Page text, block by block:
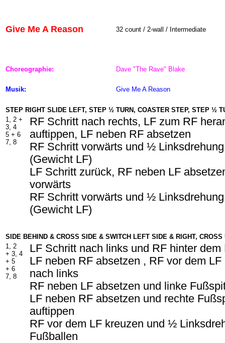
Give Me A Reason 32 count / 2-wall / Intermediate
Choreographie: Dave "The Rave" Blake
Musik: Give Me A Reason
STEP RIGHT SLIDE LEFT, STEP ½ TURN, COASTER STEP, STEP ½
1, 2 +
3, 4
5 + 6
7, 8
RF Schritt nach rechts, LF zum RF
auftippen, LF neben RF absetzen
RF Schritt vorwärts und ½
(Gewicht LF)
LF Schritt zurück, RF neben LF
vorwärts
RF Schritt vorwärts und ½
(Gewicht LF)
SIDE BEHIND & CROSS SIDE & SWITCH LEFT SIDE & RIGHT,
1, 2
+ 3, 4
+ 5
+ 6
7, 8
LF Schritt nach links und RF hinter dem
LF neben RF absetzen , RF vor dem
nach links
RF neben LF absetzen und linke
LF neben RF absetzen und rechte
auftippen
RF vor dem LF kreuzen und ½
Fußballen